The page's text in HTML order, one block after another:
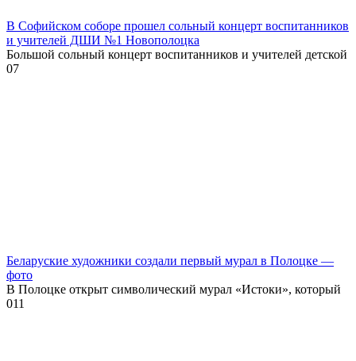
В Софийском соборе прошел сольный концерт воспитанников
и учителей ДШИ №1 Новополоцка
Большой сольный концерт воспитанников и учителей детской
07
Беларуские художники создали первый мурал в Полоцке —
фото
В Полоцке открыт символический мурал «Истоки», который
011